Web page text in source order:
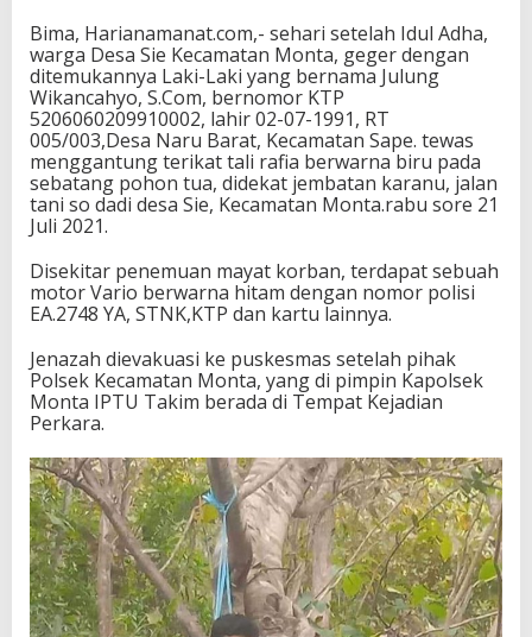
Bima, Harianamanat.com,- sehari setelah Idul Adha,
warga Desa Sie Kecamatan Monta, geger dengan
ditemukannya Laki-Laki yang bernama Julung
Wikancahyo, S.Com, bernomor KTP
5206060209910002, lahir 02-07-1991, RT
005/003,Desa Naru Barat, Kecamatan Sape. tewas
menggantung terikat tali rafia berwarna biru pada
sebatang pohon tua, didekat jembatan karanu, jalan
tani so dadi desa Sie, Kecamatan Monta.rabu sore 21
Juli 2021.
Disekitar penemuan mayat korban, terdapat sebuah
motor Vario berwarna hitam dengan nomor polisi
EA.2748 YA, STNK,KTP dan kartu lainnya.
Jenazah dievakuasi ke puskesmas setelah pihak
Polsek Kecamatan Monta, yang di pimpin Kapolsek
Monta IPTU Takim berada di Tempat Kejadian
Perkara.